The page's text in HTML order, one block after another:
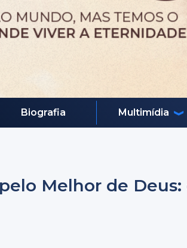
Biografia Multimídia
Melhor de Deus: